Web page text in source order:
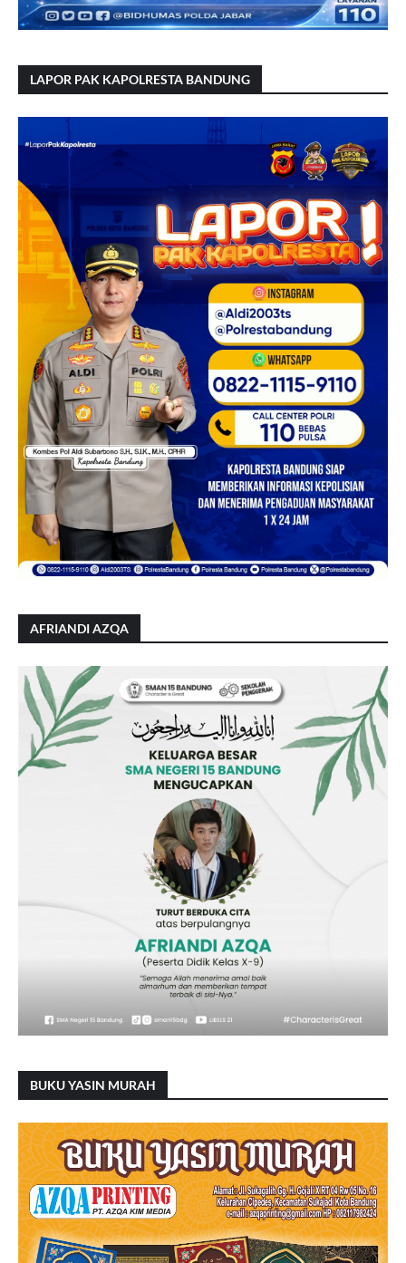
LAPOR PAK KAPOLRESTA BANDUNG
AFRIANDI AZQA
BUKU YASIN MURAH